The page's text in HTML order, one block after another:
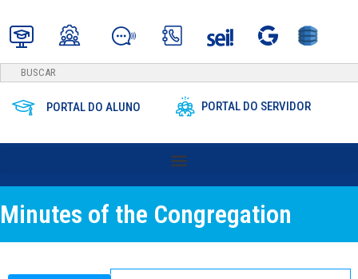
PORTAL DO ALUNO PORTAL DO SERVIDOR
Minutes of the Congregation